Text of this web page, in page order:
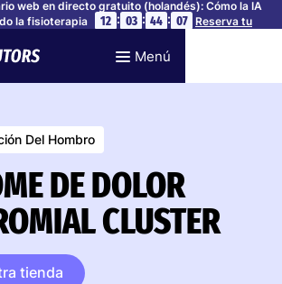
web en directo gratuito (holandés): Cómo la IA
la fisioterapia
12 : 03 : 44 : 06 Reserva tu
Menú
Del Hombro
DE DOLOR
CLUSTER
tienda